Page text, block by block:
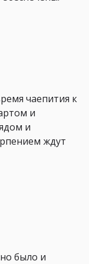
чаепития к
и
и
ждут
было и